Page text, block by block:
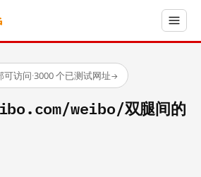
可访问·3000 个已测试网址→
weibo/双腿间的